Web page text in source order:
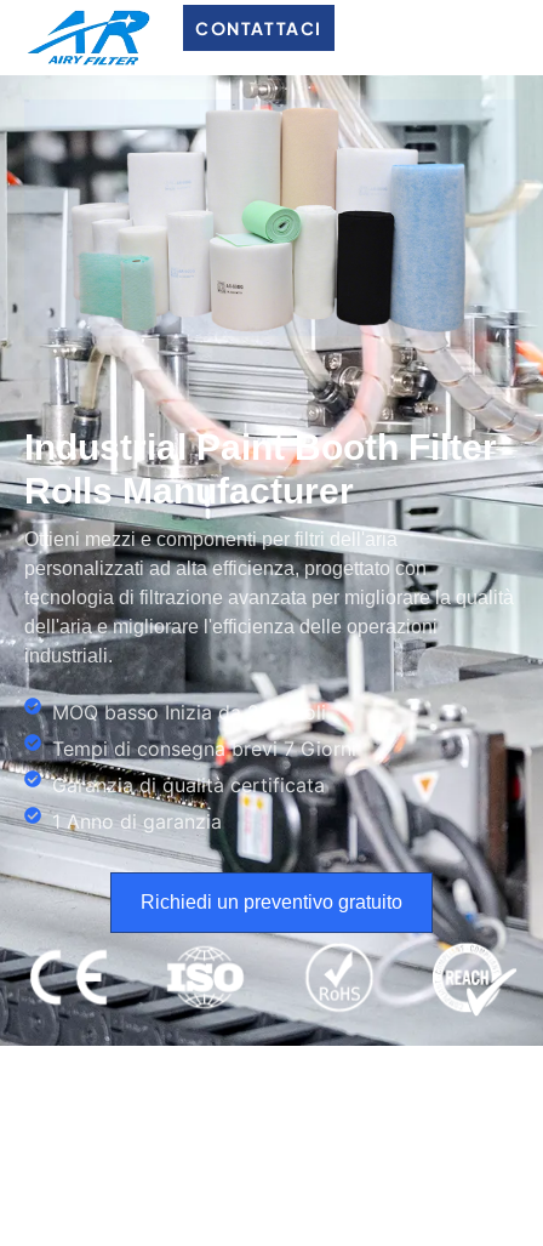
CONTATTACI
Industrial Paint Booth Filter
Rolls Manufacturer
Ottieni mezzi e componenti per filtri dell'aria
personalizzati ad alta efficienza, progettato con
tecnologia di filtrazione avanzata per migliorare la qualità
dell'aria e migliorare l'efficienza delle operazioni
industriali.
MOQ basso Inizia da 20 rotoli
Tempi di consegna brevi 7 Giorni
Garanzia di qualità certificata
1 Anno di garanzia
Richiedi un preventivo gratuito